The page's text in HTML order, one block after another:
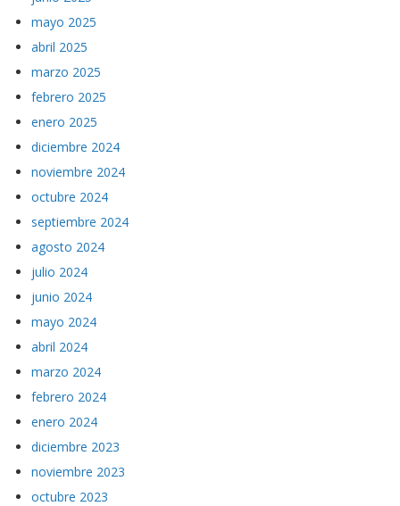
mayo 2025
abril 2025
marzo 2025
febrero 2025
enero 2025
diciembre 2024
noviembre 2024
octubre 2024
septiembre 2024
agosto 2024
julio 2024
junio 2024
mayo 2024
abril 2024
marzo 2024
febrero 2024
enero 2024
diciembre 2023
noviembre 2023
octubre 2023